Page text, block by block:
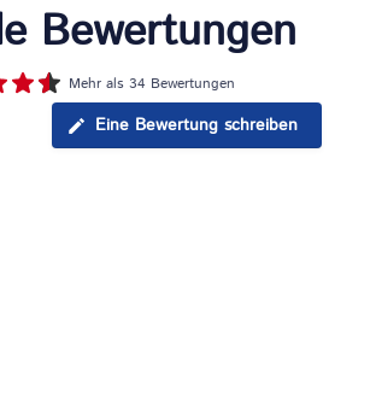
Bewertungen
Mehr als 34 Bewertungen
Eine Bewertung schreiben